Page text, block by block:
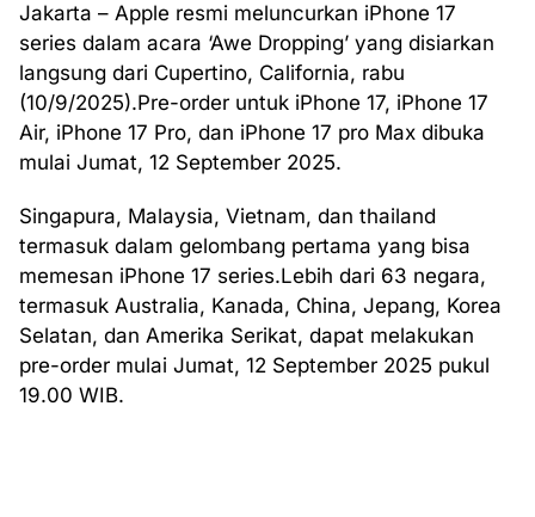
Jakarta – Apple resmi meluncurkan iPhone 17
series dalam acara ‘Awe Dropping’ yang disiarkan
langsung dari Cupertino, California, rabu
(10/9/2025).Pre-order untuk iPhone 17, iPhone 17
Air, iPhone 17 Pro, dan iPhone 17 pro Max dibuka
mulai Jumat, 12 September 2025.
Singapura, Malaysia, Vietnam, dan thailand
termasuk dalam gelombang pertama yang bisa
memesan iPhone 17 series.Lebih dari 63 negara,
termasuk Australia, Kanada, China, Jepang, Korea
Selatan, dan Amerika Serikat, dapat melakukan
pre-order mulai Jumat, 12 September 2025 pukul
19.00 WIB.